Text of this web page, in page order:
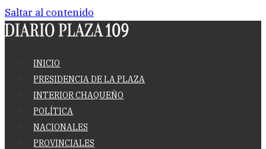
Saltar al contenido
INICIO
PRESIDENCIA DE LA PLAZA
INTERIOR CHAQUEÑO
POLÍTICA
NACIONALES
PROVINCIALES